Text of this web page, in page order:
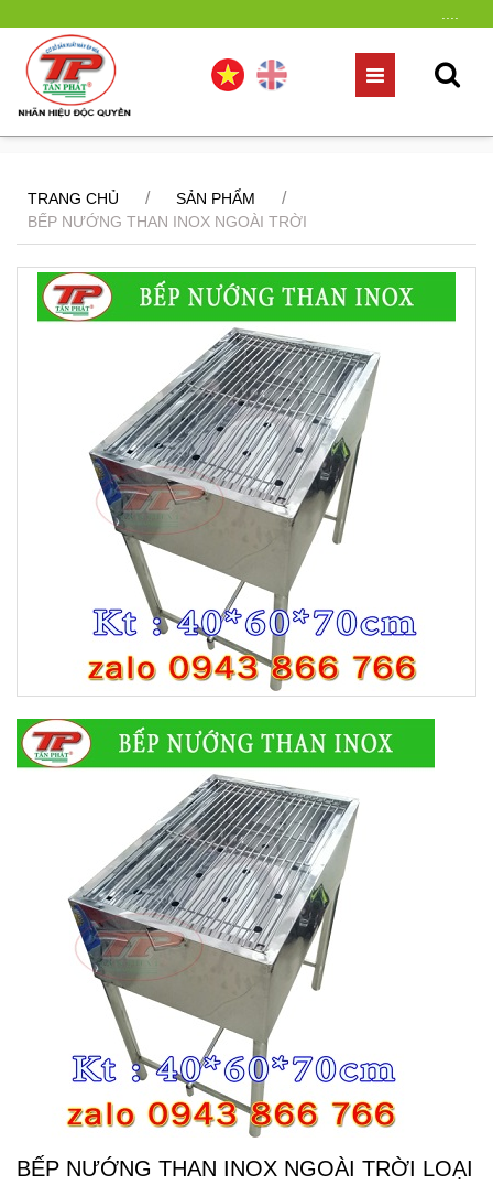
TRANG CHỦ / SẢN PHẨM /
BẾP NƯỚNG THAN INOX NGOÀI TRỜI
BẾP NƯỚNG THAN INOX NGOÀI TRỜI LOẠI